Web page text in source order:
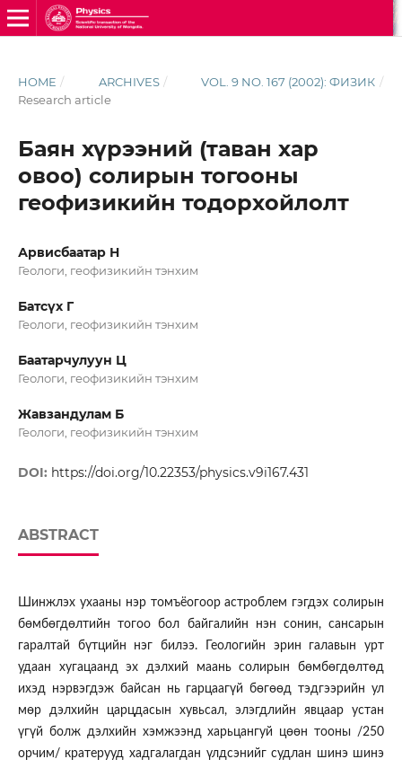
HOME / ARCHIVES / VOL. 9 NO. 167 (2002): ФИЗИК /
Research article
Баян хүрээний (таван хар
овоо) солирын тогооны
геофизикийн тодорхойлолт
Арвисбаатар Н
Геологи, геофизикийн тэнхим
Батсүх Г
Геологи, геофизикийн тэнхим
Баатарчулуун Ц
Геологи, геофизикийн тэнхим
Жавзандулам Б
Геологи, геофизикийн тэнхим
DOI: https://doi.org/10.22353/physics.v9i167.431
ABSTRACT
Шинжлэх ухааны нэр томъёогоор астроблем гэгдэх солирын
бөмбөгдөлтийн тогоо бол байгалийн нэн сонин, сансарын
гаралтай бүтцийн нэг билээ. Геологийн эрин галавын урт
удаан хугацаанд эх дэлхий маань солирын бөмбөгдөлтөд
ихэд нэрвэгдэж байсан нь гарцаагүй бөгөөд тэдгээрийн ул
мөр дэлхийн царцдасын хувьсал, элэгдлийн явцаар устан
үгүй болж дэлхийн хэмжээнд харьцангуй цөөн тооны /250
орчим/ кратерууд хадгалагдан үлдсэнийг судлан шинэ шинэ